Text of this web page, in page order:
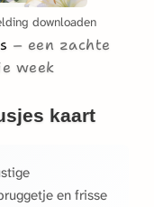
downloaden
een zachte
week
kaart
en frisse